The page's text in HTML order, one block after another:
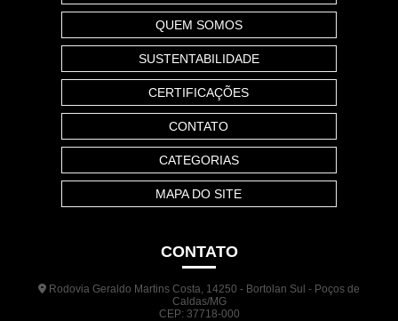
QUEM SOMOS
SUSTENTABILIDADE
CERTIFICAÇÕES
CONTATO
CATEGORIAS
MAPA DO SITE
CONTATO
Rodovia Geraldo Martins Costa, 14250 - Bortolan Sul - Poços de
Caldas/MG
CEP: 37718-000